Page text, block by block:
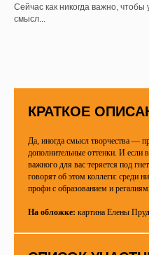
Сейчас как никогда важно,
смысл...
КРАТКОЕ
Да, иногда смысл творчества —
дополнительные оттенки. И если
важного для вас теряется под
говорят об этом коллеги: среди
профи с образованием и
На обложке: картина Елены